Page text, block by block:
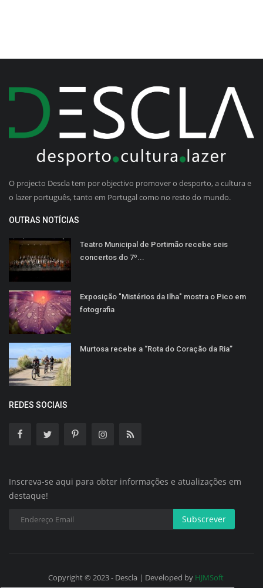
O projecto Descla tem por objectivo promover o desporto, a cultura e
o lazer português, tanto em Portugal como no resto do mundo.
OUTRAS NOTÍCIAS
Teatro Municipal de Portimão recebe seis
concertos do 7º...
Exposição "Mistérios da Ilha" mostra o Pico em
fotografia
Murtosa recebe a “Rota do Coração da Ria”
REDES SOCIAIS
Inscreva-se aqui para obter informações e atualizações em
destaque!
Subscrever
Copyright © 2023 - Descla | Developed by HJMSoft